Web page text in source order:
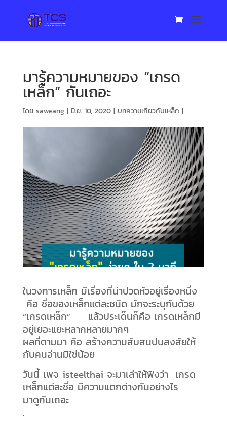
มารู้ความหมายของ “เกรด
เหล็ก” กันเถอะ
โดย saweang| มิ.ย. 10, 2020| บทความเกี่ยวกับเหล็ก |
ในวงการเหล็ก มีเรื่องที่น่าปวดหัวอยู่เรื่องหนึ่ง
คือ ชื่อของเหล็กแต่ละชนิด มักจะระบุกันด้วย
“เกรดเหล็ก” แล้วประเด็นก็คือ เกรดเหล็กมี
อยู่เยอะแยะหลากหลายมากๆ
ผลที่ตามมา คือ สร้างความสับสนปนสงสัยให้
กับคนอ่านมิใช่น้อย
วันนี้ เพจ isteelthai จะมาเล่าให้ฟังว่า เกรด
เหล็กแต่ละชื่อ มีความแตกต่างกันอย่างไร
มาดูกันเถอะ
.